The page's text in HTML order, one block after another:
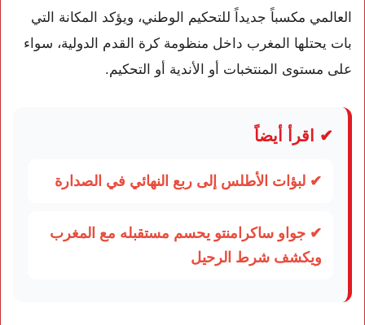
العالمي مكسباً جديداً للتحكيم الوطني، ويؤكد المكانة التي
بات يحتلها المغرب داخل منظومة كرة القدم الدولية، سواء
على مستوى المنتخبات أو الأندية أو التحكيم.
✔ اقرأ أيضاً
✔ لبؤات الأطلس إلى ربع النهائي في الصدارة
✔ جواو ساكرامنتو يحسم مستقبله مع المغرب
ويكشف شرط الرحيل